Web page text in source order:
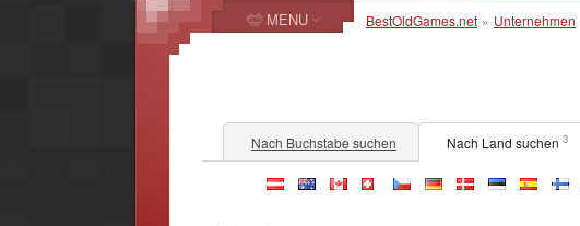
BestOldGames.net » Unternehmen
Nach Buchstabe suchen Nach Land suchen 3
at au ca ch cz de dk ee es fi
MENU